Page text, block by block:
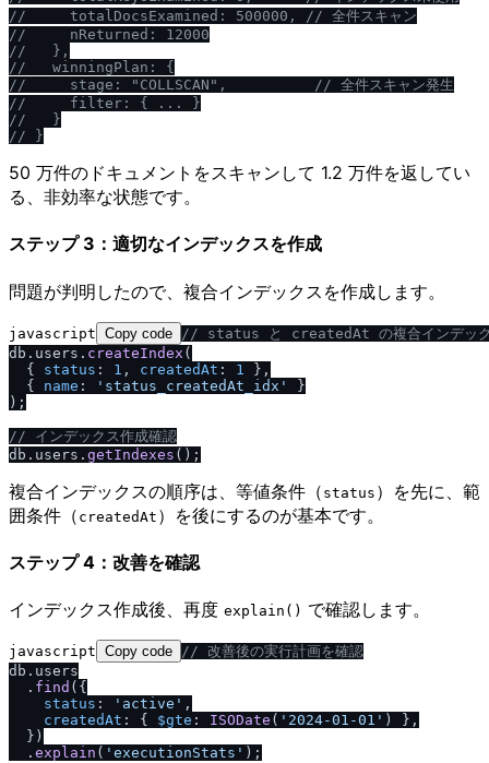
//
     totalDocsExamined: 500000,
// 全件スキャン
//
     nReturned: 12000
//
   },
//
   winningPlan: {
//
     stage: "COLLSCAN",
// 全件スキャン発生
//
     filter: { ... }
//
   }
// }
50 万件のドキュメントをスキャンして 1.2 万件を返してい
る、非効率な状態です。
ステップ 3：適切なインデックスを作成
問題が判明したので、複合インデックスを作成します。
javascript Copy code / / status と createdAt の複合インデック
db. users . createIndex (
  {
status : 1 , createdAt : 1
},
  {
name : 'status_createdAt_idx'
}
);
/ / インデックス作成確認
db. users . getIndexes
複合インデックスの順序は、等値条件（ status ）を先に、範
囲条件（ createdAt ）を後にするのが基本です。
ステップ 4：改善を確認
インデックス作成後、再度 explain() で確認します。
javascript Copy code // 改善後の実行計画を確認
db. users
  .
find ({
status : 'active' ,
createdAt : { $gte : ISODate ( '2024-01-01' ) },
  })
  .
explain ( 'executionStats' );